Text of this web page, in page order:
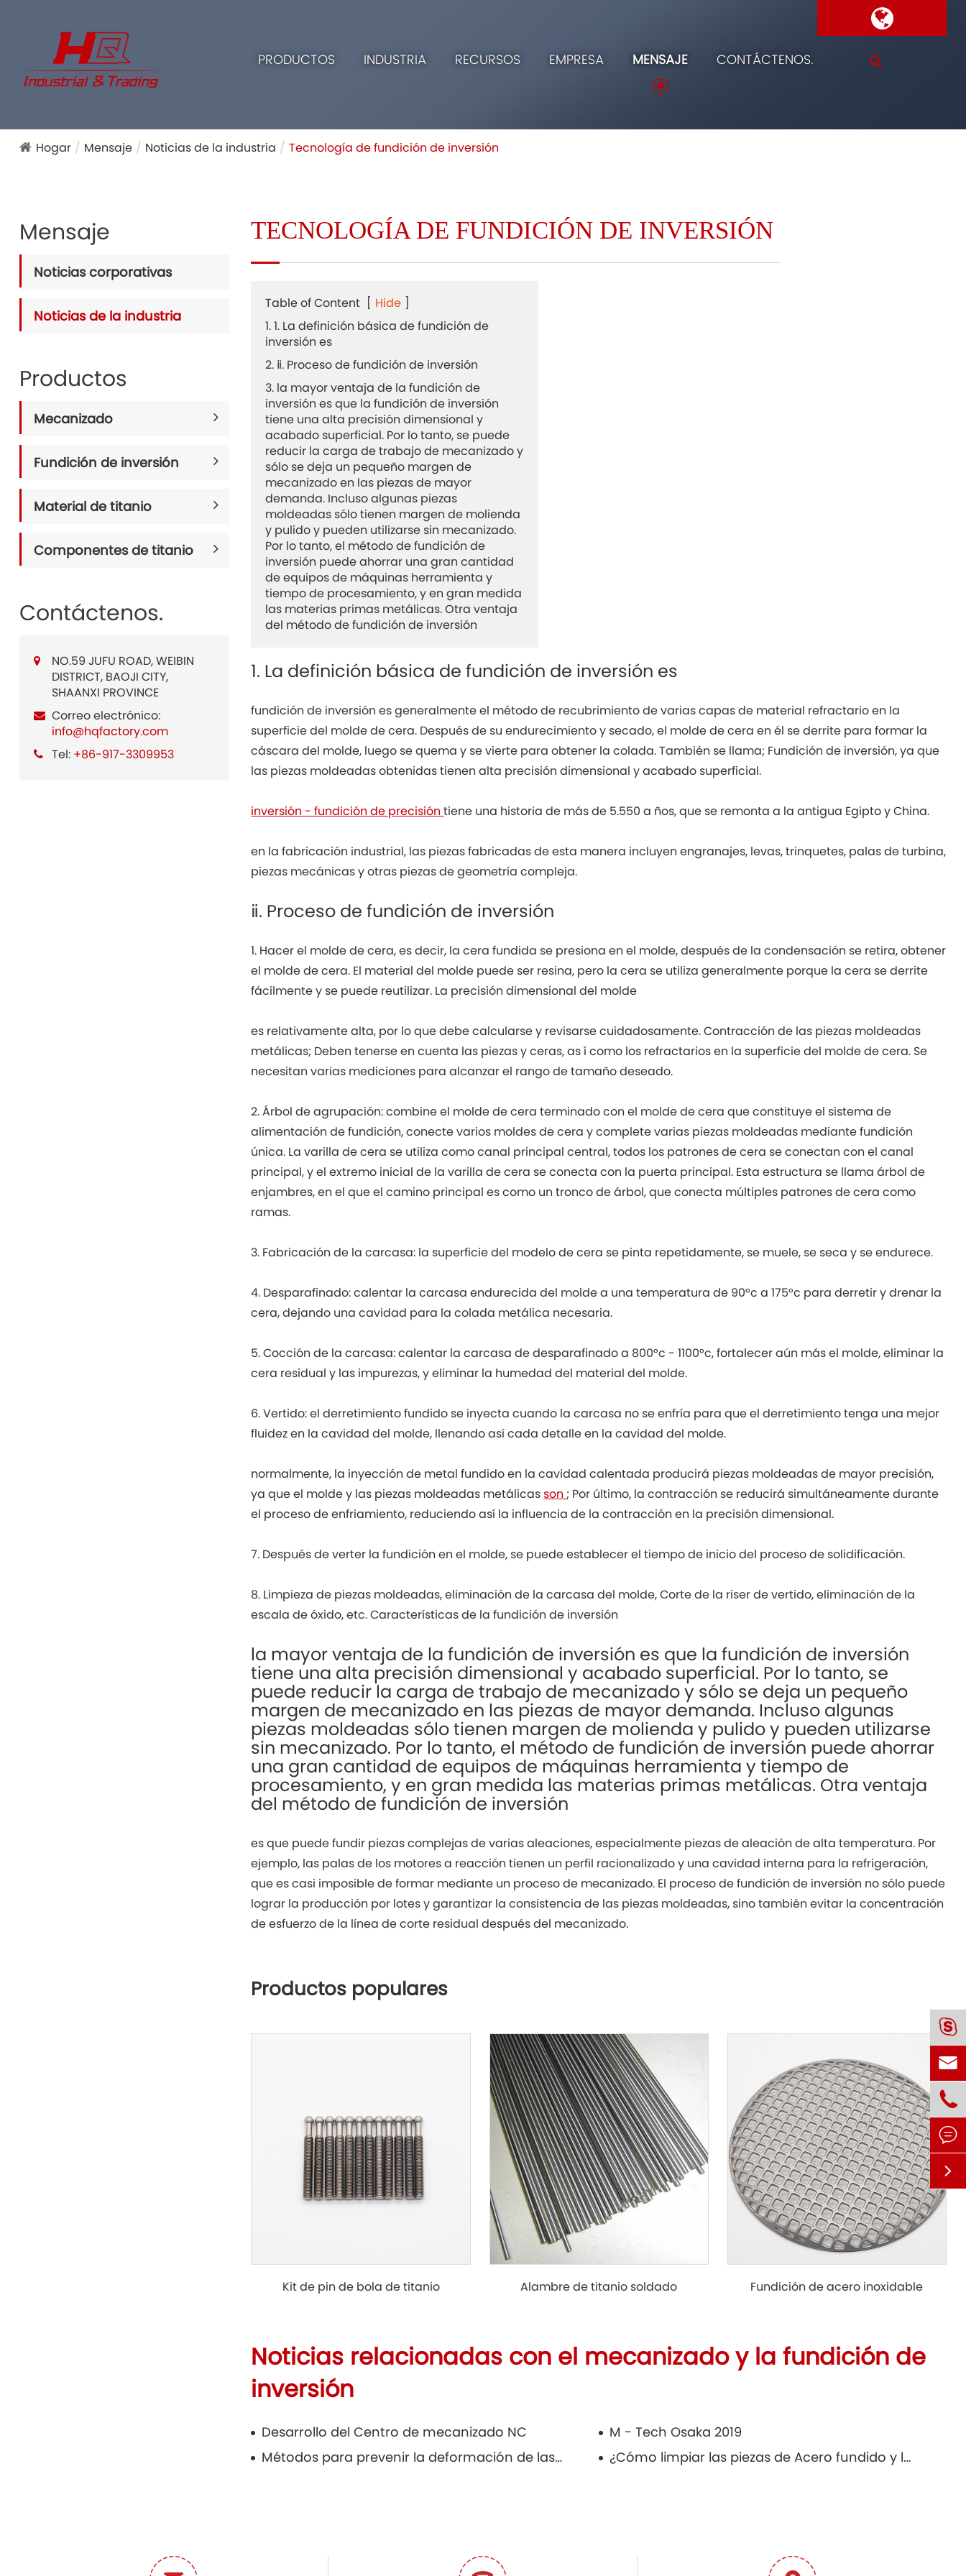
PRODUCTOS INDUSTRIA RECURSOS EMPRESA MENSAJE CONTÁCTENOS.
Hogar Mensaje Noticias de la industria Tecnología de fundición de inversión
Mensaje
Noticias corporativas
Noticias de la industria
Productos
Mecanizado
Fundición de inversión
Material de titanio
Componentes de titanio
Contáctenos.
NO.59 JUFU ROAD, WEIBIN
DISTRICT, BAOJI CITY,
SHAANXI PROVINCE
Correo electrónico:
info@hqfactory.com
Tel: +86-917-3309953
TECNOLOGÍA DE FUNDICIÓN DE INVERSIÓN
Table of Content [ Hide ]
1. 1. La definición básica de fundición de
inversión es
2. ⅱ. Proceso de fundición de inversión
3. la mayor ventaja de la fundición de
inversión es que la fundición de inversión
tiene una alta precisión dimensional y
acabado superficial. Por lo tanto, se puede
reducir la carga de trabajo de mecanizado y
sólo se deja un pequeño margen de
mecanizado en las piezas de mayor
demanda. Incluso algunas piezas
moldeadas sólo tienen margen de molienda
y pulido y pueden utilizarse sin mecanizado.
Por lo tanto, el método de fundición de
inversión puede ahorrar una gran cantidad
de equipos de máquinas herramienta y
tiempo de procesamiento, y en gran medida
las materias primas metálicas. Otra ventaja
del método de fundición de inversión
1. La definición básica de fundición de inversión es
fundición de inversión es generalmente el método de recubrimiento de varias capas de material refractario en la
superficie del molde de cera. Después de su endurecimiento y secado, el molde de cera en él se derrite para formar la
cáscara del molde, luego se quema y se vierte para obtener la colada. También se llama; Fundición de inversión, ya que
las piezas moldeadas obtenidas tienen alta precisión dimensional y acabado superficial.
inversión - fundición de precisióntiene una historia de más de 5.550 a ños, que se remonta a la antigua Egipto y China.
en la fabricación industrial, las piezas fabricadas de esta manera incluyen engranajes, levas, trinquetes, palas de turbina,
piezas mecánicas y otras piezas de geometría compleja.
ⅱ. Proceso de fundición de inversión
1. Hacer el molde de cera, es decir, la cera fundida se presiona en el molde, después de la condensación se retira, obtener
el molde de cera. El material del molde puede ser resina, pero la cera se utiliza generalmente porque la cera se derrite
fácilmente y se puede reutilizar. La precisión dimensional del molde
es relativamente alta, por lo que debe calcularse y revisarse cuidadosamente. Contracción de las piezas moldeadas
metálicas; Deben tenerse en cuenta las piezas y ceras, as í como los refractarios en la superficie del molde de cera. Se
necesitan varias mediciones para alcanzar el rango de tamaño deseado.
2. Árbol de agrupación: combine el molde de cera terminado con el molde de cera que constituye el sistema de
alimentación de fundición, conecte varios moldes de cera y complete varias piezas moldeadas mediante fundición
única. La varilla de cera se utiliza como canal principal central, todos los patrones de cera se conectan con el canal
principal, y el extremo inicial de la varilla de cera se conecta con la puerta principal. Esta estructura se llama árbol de
enjambres, en el que el camino principal es como un tronco de árbol, que conecta múltiples patrones de cera como
ramas.
3. Fabricación de la carcasa: la superficie del modelo de cera se pinta repetidamente, se muele, se seca y se endurece.
4. Desparafinado: calentar la carcasa endurecida del molde a una temperatura de 90°c a 175°c para derretir y drenar la
cera, dejando una cavidad para la colada metálica necesaria.
5. Cocción de la carcasa: calentar la carcasa de desparafinado a 800°c - 1100°c, fortalecer aún más el molde, eliminar la
cera residual y las impurezas, y eliminar la humedad del material del molde.
6. Vertido: el derretimiento fundido se inyecta cuando la carcasa no se enfría para que el derretimiento tenga una mejor
fluidez en la cavidad del molde, llenando así cada detalle en la cavidad del molde.
normalmente, la inyección de metal fundido en la cavidad calentada producirá piezas moldeadas de mayor precisión,
ya que el molde y las piezas moldeadas metálicas son; Por último, la contracción se reducirá simultáneamente durante
el proceso de enfriamiento, reduciendo así la influencia de la contracción en la precisión dimensional.
7. Después de verter la fundición en el molde, se puede establecer el tiempo de inicio del proceso de solidificación.
8. Limpieza de piezas moldeadas, eliminación de la carcasa del molde, Corte de la riser de vertido, eliminación de la
escala de óxido, etc. Características de la fundición de inversión
la mayor ventaja de la fundición de inversión es que la fundición de inversión
tiene una alta precisión dimensional y acabado superficial. Por lo tanto, se
puede reducir la carga de trabajo de mecanizado y sólo se deja un pequeño
margen de mecanizado en las piezas de mayor demanda. Incluso algunas
piezas moldeadas sólo tienen margen de molienda y pulido y pueden utilizarse
sin mecanizado. Por lo tanto, el método de fundición de inversión puede ahorrar
una gran cantidad de equipos de máquinas herramienta y tiempo de
procesamiento, y en gran medida las materias primas metálicas. Otra ventaja
del método de fundición de inversión
es que puede fundir piezas complejas de varias aleaciones, especialmente piezas de aleación de alta temperatura. Por
ejemplo, las palas de los motores a reacción tienen un perfil racionalizado y una cavidad interna para la refrigeración,
que es casi imposible de formar mediante un proceso de mecanizado. El proceso de fundición de inversión no sólo puede
lograr la producción por lotes y garantizar la consistencia de las piezas moldeadas, sino también evitar la concentración
de esfuerzo de la línea de corte residual después del mecanizado.
Productos populares
Kit de pin de bola de titanio Alambre de titanio soldado Fundición de acero inoxidable
Noticias relacionadas con el mecanizado y la fundición de
inversión
Desarrollo del Centro de mecanizado NC
M - Tech Osaka 2019
Métodos para prevenir la deformación de las piezas moldeadas de cobre y las razones de su cepillado
¿Cómo limpiar las piezas de Acero fundido y las causas de las grietas?




